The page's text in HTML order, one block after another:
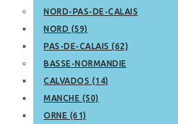
NORD-PAS-DE-CALAIS
NORD (59)
PAS-DE-CALAIS (62)
BASSE-NORMANDIE
CALVADOS (14)
MANCHE (50)
ORNE (61)